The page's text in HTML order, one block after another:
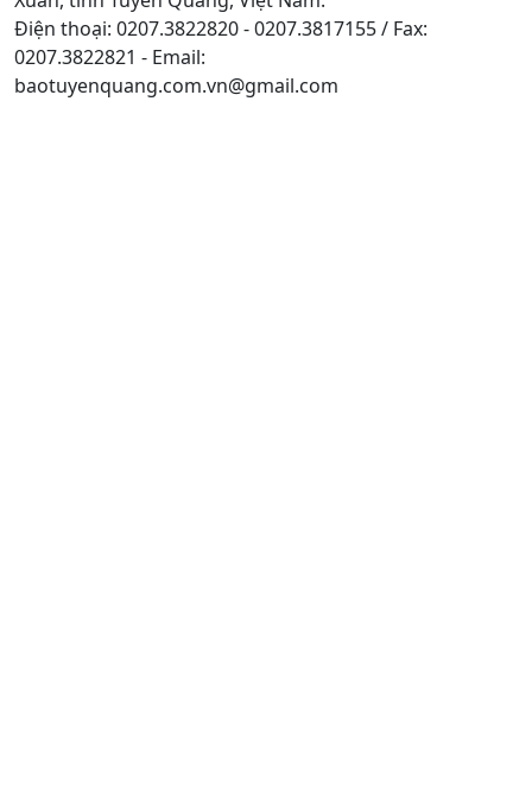
Điện thoại: 0207.3822820 - 0207.3817155 / Fax:
0207.3822821 - Email:
baotuyenquang.com.vn@gmail.com